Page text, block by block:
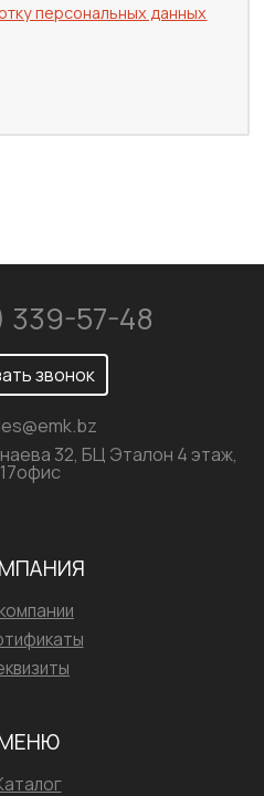
персональных данных
339-57-48
звонок
32, БЦ Эталон 4 этаж,